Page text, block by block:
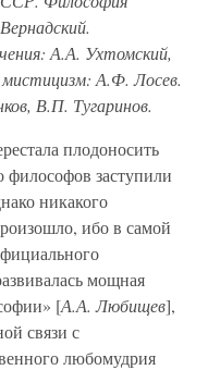
А.А. Ухтомский,
А.Ф. Лосев.
В.П. Тугаринов.
плодоносить
заступили
никакого
ибо в самой
мощная
[А.А. Любищев],
связи с
любомудрия